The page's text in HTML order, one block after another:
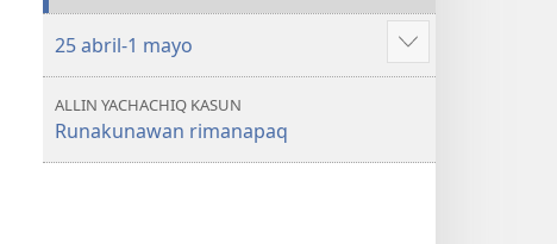
25 abril-1 mayo
Mostrar
más
ALLIN YACHACHIQ KASUN
Runakunawan rimanapaq